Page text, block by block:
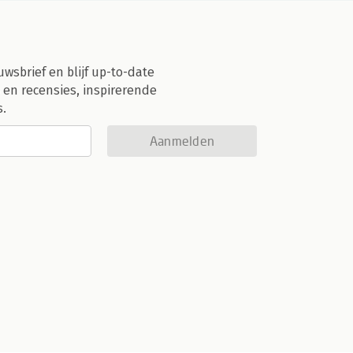
en blijf up-to-date
recensies, inspirerende
Aanmelden